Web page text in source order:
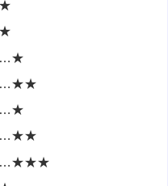
…★
…★★
…★
…★★
…★★★